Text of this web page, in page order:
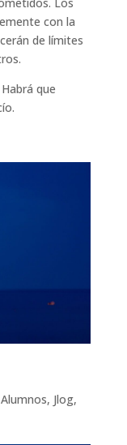
con la
de límites
que
Alumnos, Jlog,